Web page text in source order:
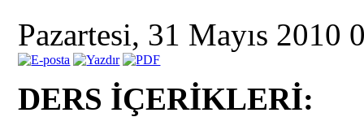
Pazartesi, 31 Mayıs 2010
DERS İÇERİKLERİ: